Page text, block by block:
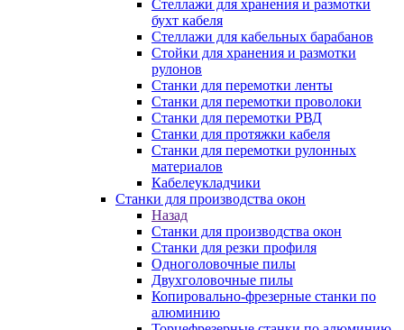
Стеллажи для хранения и размотки
бухт кабеля
Стеллажи для кабельных барабанов
Стойки для хранения и размотки
рулонов
Станки для перемотки ленты
Станки для перемотки проволоки
Станки для перемотки РВД
Станки для протяжки кабеля
Станки для перемотки рулонных
материалов
Кабелеукладчики
Станки для производства окон
Назад
Станки для производства окон
Станки для резки профиля
Одноголовочные пилы
Двухголовочные пилы
Копировально-фрезерные станки по
алюминию